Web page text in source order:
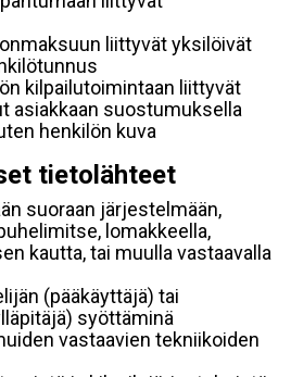
liittyvät yksilöivät
kilpailutoimintaan liittyvät
asiakkaan suostumuksella
henkilön kuva
tietolähteet
suoraan järjestelmään,
lomakkeella,
kautta, tai muulla vastaavalla
(pääkäyttäjä) tai
syöttäminä
vastaavien tekniikoiden